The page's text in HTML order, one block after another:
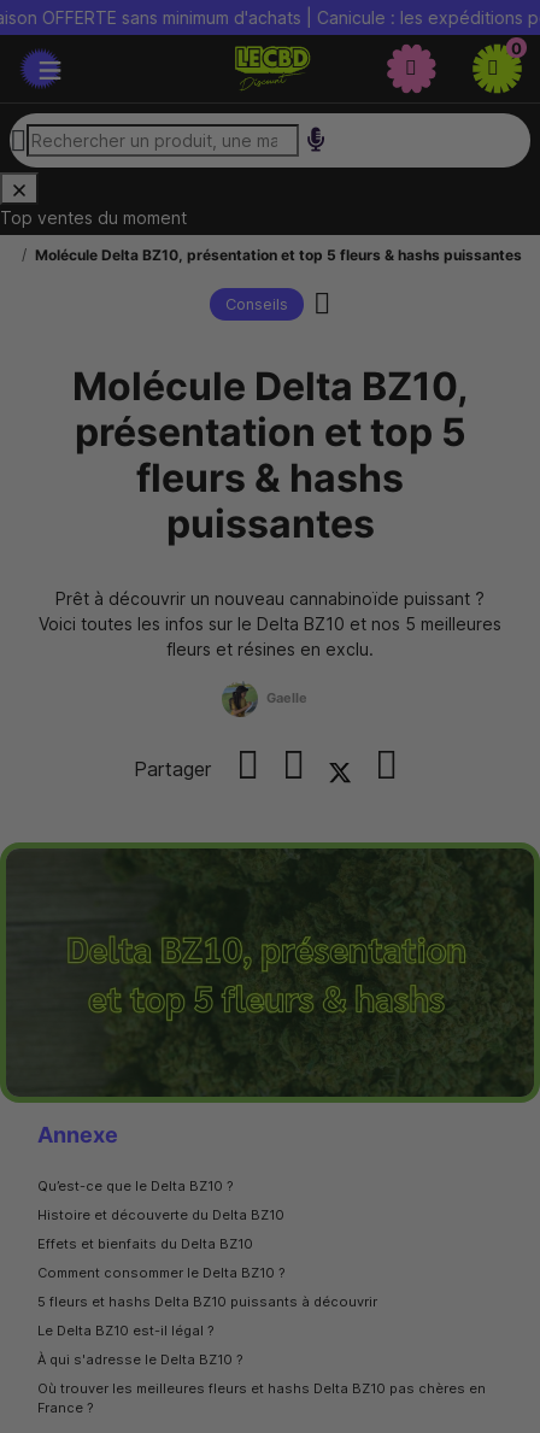
sans minimum d'achats | Canicule : les expéditions peuvent
0
Top ventes du moment
Molécule Delta BZ10, présentation et top 5 fleurs & hashs puissantes
Conseils
Molécule Delta BZ10,
présentation et top 5
fleurs & hashs
puissantes
Prêt à découvrir un nouveau cannabinoïde puissant ?
Voici toutes les infos sur le Delta BZ10 et nos 5 meilleures
fleurs et résines en exclu.
Gaelle
Partager
Annexe
Qu’est-ce que le Delta BZ10 ?
Histoire et découverte du Delta BZ10
Effets et bienfaits du Delta BZ10
Comment consommer le Delta BZ10 ?
5 fleurs et hashs Delta BZ10 puissants à découvrir
Le Delta BZ10 est-il légal ?
À qui s'adresse le Delta BZ10 ?
Où trouver les meilleures fleurs et hashs Delta BZ10 pas chères en
France ?